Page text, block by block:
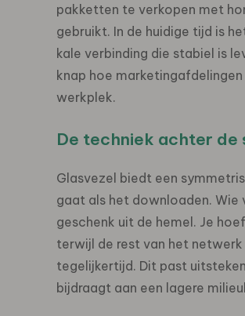
pakketten te verkopen met
gebruikt. In de huidige tijd is
kale verbinding die stabiel is
knap hoe
werkplek.
De techniek achter
Glasvezel biedt een
gaat als het downloaden.
geschenk uit de hemel. Je
terwijl de rest van het
tegelijkertijd. Dit past
bijdraagt aan een lagere